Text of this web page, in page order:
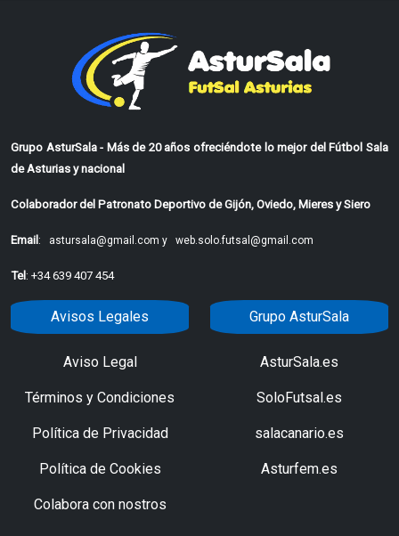
Grupo AsturSala - Más de 20 años ofreciéndote lo mejor del Fútbol Sala
de Asturias y nacional
Colaborador del Patronato Deportivo de Gijón, Oviedo, Mieres y Siero
Email : astursala@gmail.com y web.solo.futsal@gmail.com
Tel : +34 639 407 454
Avisos Legales
Aviso Legal
Términos y Condiciones
Política de Privacidad
Política de Cookies
Colabora con nostros
Grupo AsturSala
AsturSala.es
SoloFutsal.es
salacanario.es
Asturfem.es